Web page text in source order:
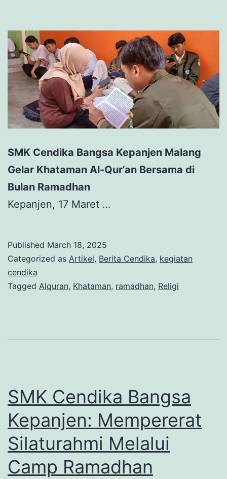
SMK Cendika Bangsa Kepanjen Malang
Gelar Khataman Al-Qur’an Bersama di
Bulan Ramadhan
Kepanjen, 17 Maret …
Published March 18, 2025
Categorized as Artikel, Berita Cendika, kegiatan
cendika
Tagged Alquran, Khataman, ramadhan, Religi
SMK Cendika Bangsa
Kepanjen: Mempererat
Silaturahmi Melalui
Camp Ramadhan